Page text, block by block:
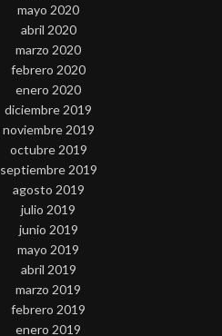
mayo 2020
abril 2020
marzo 2020
febrero 2020
enero 2020
diciembre 2019
noviembre 2019
octubre 2019
septiembre 2019
agosto 2019
julio 2019
junio 2019
mayo 2019
abril 2019
marzo 2019
febrero 2019
enero 2019